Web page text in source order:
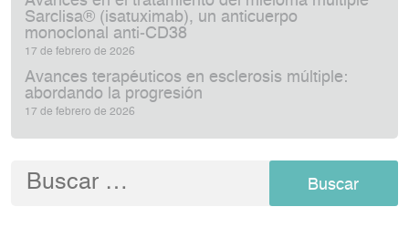
Sarclisa® (isatuximab), un anticuerpo
monoclonal anti‑CD38
17 de febrero de 2026
Avances terapéuticos en esclerosis múltiple:
abordando la progresión
17 de febrero de 2026
Buscar: